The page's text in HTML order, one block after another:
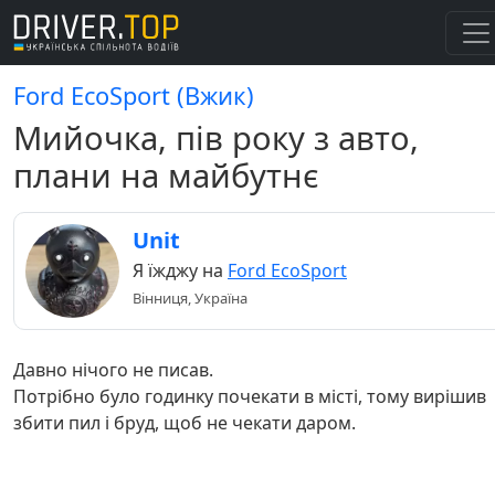
Ford EcoSport (Вжик)
Мийочка, пів року з авто,
плани на майбутнє
Unit
Я їжджу на Ford EcoSport
Вінниця, Україна
Давно нічого не писав.
Потрібно було годинку почекати в місті, тому вирішив
збити пил і бруд, щоб не чекати даром.